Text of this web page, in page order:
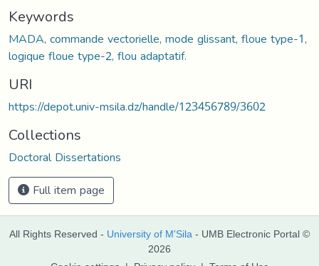
Keywords
MADA, commande vectorielle, mode glissant, floue type-1,
logique floue type-2, flou adaptatif.
URI
https://depot.univ-msila.dz/handle/123456789/3602
Collections
Doctoral Dissertations
Full item page
All Rights Reserved - University of M'Sila - UMB Electronic Portal ©
2026